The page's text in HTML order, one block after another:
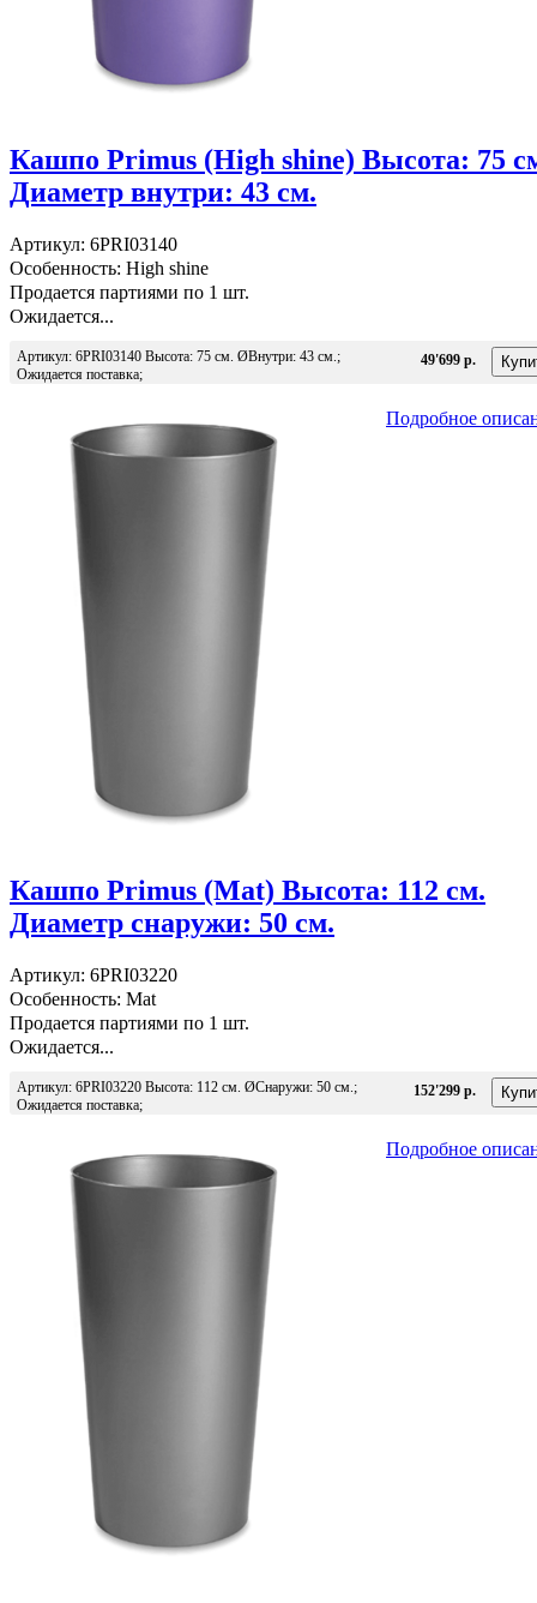
Кашпо Primus (High shine) Высота: 75
Диаметр внутри: 43 см.
Артикул: 6PRI03140
Особенность: High shine
Продается партиями по 1 шт.
Ожидается...
Артикул: 6PRI03140 Высота: 75 см. ØВнутри: 43 см.;
Ожидается поставка;
49'699 р.
Подробное
Кашпо Primus (Mat) Высота: 112 см.
Диаметр снаружи: 50 см.
Артикул: 6PRI03220
Особенность: Mat
Продается партиями по 1 шт.
Ожидается...
Артикул: 6PRI03220 Высота: 112 см. ØСнаружи: 50 см.;
Ожидается поставка;
152'299 р.
Подробное